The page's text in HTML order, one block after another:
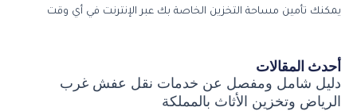
يمكنك تأمين مساحة التخزين الخاصة بك عبر الإنترنت في أي وقت
أحدث المقالات
دليل شامل ومفصل عن خدمات نقل عفش غرب
الرياض وتخزين الأثاث بالمملكة